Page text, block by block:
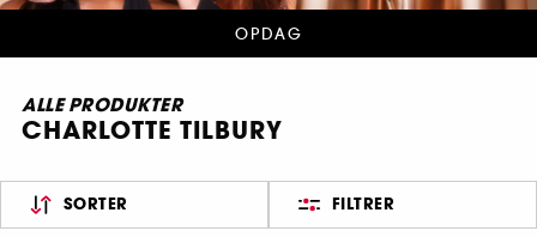
OPDAG
ALLE PRODUKTER
CHARLOTTE TILBURY
SORTER FILTRER